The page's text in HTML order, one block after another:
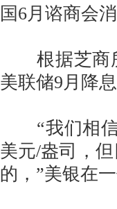
国6月谘商会
根据芝商所
美联储9月降
“我们相信
美元/盎司，
的，”美银在